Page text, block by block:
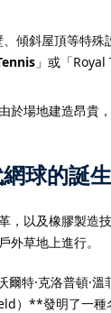
傾斜屋頂等特殊
」或「Royal
於場地建造昂貴
球的誕生
，以及橡膠製造
外草地上進行。
爾特·克洛普頓·
）**發明了一種